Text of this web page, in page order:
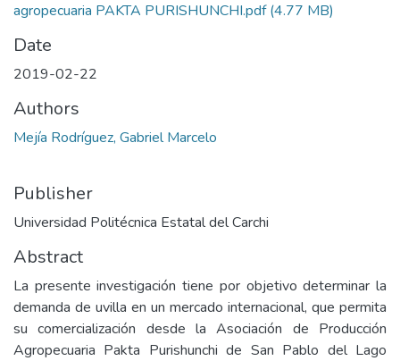
agropecuaria PAKTA PURISHUNCHI.pdf(4.77 MB)
Date
2019-02-22
Authors
Mejía Rodríguez, Gabriel Marcelo
Publisher
Universidad Politécnica Estatal del Carchi
Abstract
La presente investigación tiene por objetivo determinar la
demanda de uvilla en un mercado internacional, que permita
su comercialización desde la Asociación de Producción
Agropecuaria Pakta Purishunchi de San Pablo del Lago